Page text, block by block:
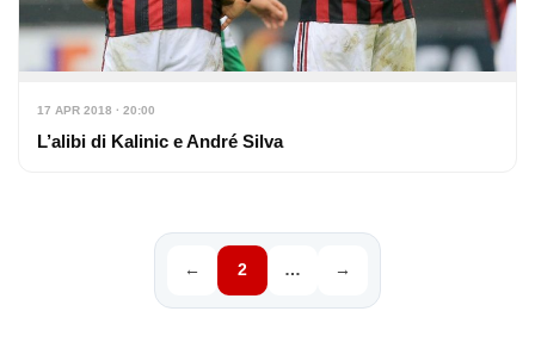
17 APR 2018 · 20:00
L’alibi di Kalinic e André Silva
← 2 … →